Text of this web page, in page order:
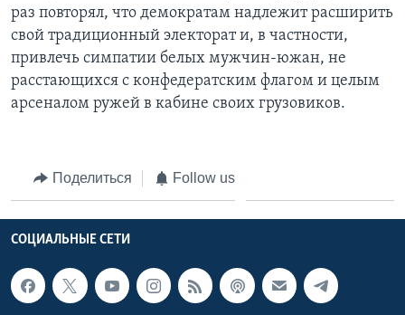
раз повторял, что демократам надлежит расширить
свой традиционный электорат и, в частности,
привлечь симпатии белых мужчин-южан, не
расстающихся с конфедератским флагом и целым
арсеналом ружей в кабине своих грузовиков.
Поделиться Follow us
СОЦИАЛЬНЫЕ СЕТИ